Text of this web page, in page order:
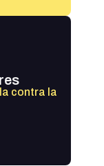
contra la